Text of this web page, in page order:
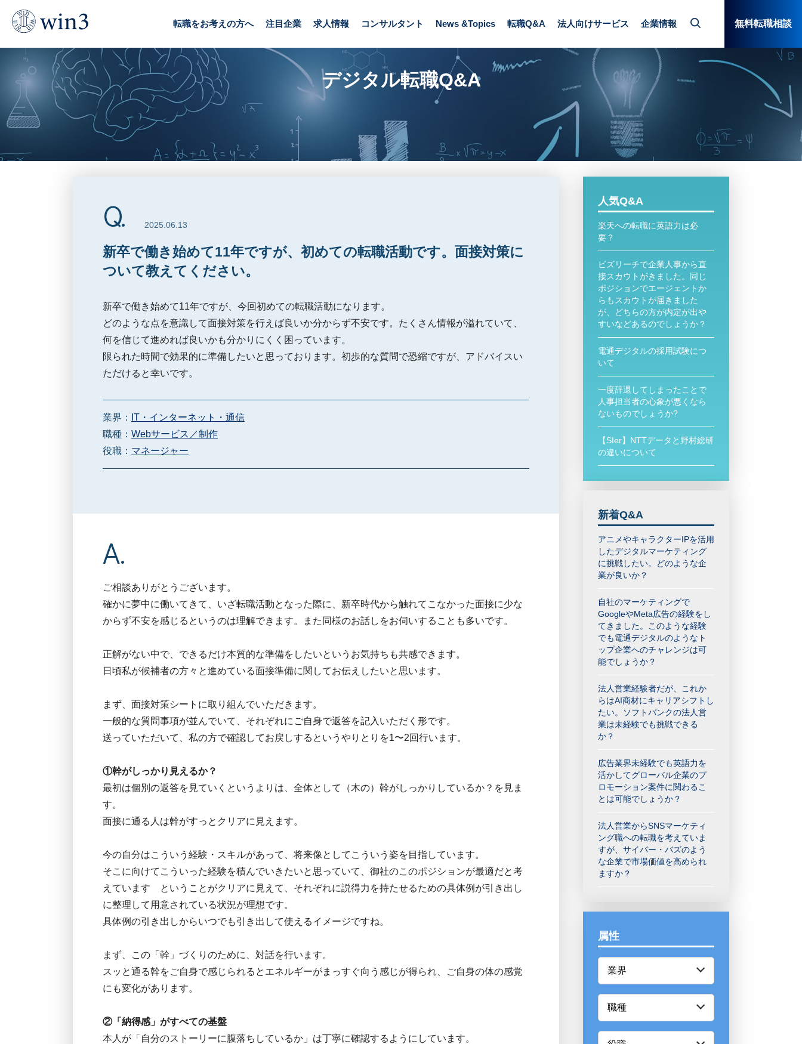
転職をお考えの方へ 注目企業 求人情報 コンサルタント News &Topics 転職Q&A 法人向けサービス 企業情報 無料転職相談
デジタル転職Q&A
2025.06.13
新卒で働き始めて11年ですが、初めての転職活動です。面接対策に
ついて教えてください。
新卒で働き始めて11年ですが、今回初めての転職活動になります。
どのような点を意識して面接対策を行えば良いか分からず不安です。たくさん情報が溢れていて、
何を信じて進めれば良いかも分かりにくく困っています。
限られた時間で効果的に準備したいと思っております。初歩的な質問で恐縮ですが、アドバイスい
ただけると幸いです。
業界：
IT・インターネット・通信
職種： Webサービス／制作
役職： マネージャー
ご相談ありがとうございます。
確かに夢中に働いてきて、いざ転職活動となった際に、新卒時代から触れてこなかった面接に少な
からず不安を感じるというのは理解できます。また同様のお話しをお伺いすることも多いです。
正解がない中で、できるだけ本質的な準備をしたいというお気持ちも共感できます。
日頃私が候補者の方々と進めている面接準備に関してお伝えしたいと思います。
まず、面接対策シートに取り組んでいただきます。
一般的な質問事項が並んでいて、それぞれにご自身で返答を記入いただく形です。
送っていただいて、私の方で確認してお戻しするというやりとりを1〜2回行います。
①幹がしっかり見えるか？
最初は個別の返答を見ていくというよりは、全体として（木の）幹がしっかりしているか？を見ま
す。
面接に通る人は幹がすっとクリアに見えます。
今の自分はこういう経験・スキルがあって、将来像としてこういう姿を目指しています。
そこに向けてこういった経験を積んでいきたいと思っていて、御社のこのポジションが最適だと考
えています ということがクリアに見えて、それぞれに説得力を持たせるための具体例が引き出し
に整理して用意されている状況が理想です。
具体例の引き出しからいつでも引き出して使えるイメージですね。
まず、この「幹」づくりのために、対話を行います。
スッと通る幹をご自身で感じられるとエネルギーがまっすぐ向う感じが得られ、ご自身の体の感覚
にも変化があります。
②「納得感」がすべての基盤
本人が「自分のストーリーに腹落ちしているか」は丁寧に確認するようにしています。
人気Q&A
楽天への転職に英語力は必
要？
ビズリーチで企業人事から直
接スカウトがきました。同じ
ポジションでエージェントか
らもスカウトが届きました
が、どちらの方が内定が出や
すいなどあるのでしょうか？
電通デジタルの採用試験につ
いて
一度辞退してしまったことで
人事担当者の心象が悪くなら
ないものでしょうか?
【SIer】NTTデータと野村総研
の違いについて
新着Q&A
アニメやキャラクターIPを活用
したデジタルマーケティング
に挑戦したい。どのような企
業が良いか？
自社のマーケティングで
GoogleやMeta広告の経験をし
てきました。このような経験
でも電通デジタルのようなト
ップ企業へのチャレンジは可
能でしょうか？
法人営業経験者だが、これか
らはAI商材にキャリアシフトし
たい。ソフトバンクの法人営
業は未経験でも挑戦できる
か？
広告業界未経験でも英語力を
活かしてグローバル企業のプ
ロモーション案件に関わるこ
とは可能でしょうか？
法人営業からSNSマーケティ
ング職への転職を考えていま
すが、サイバー・バズのよう
な企業で市場価値を高められ
ますか？
属性